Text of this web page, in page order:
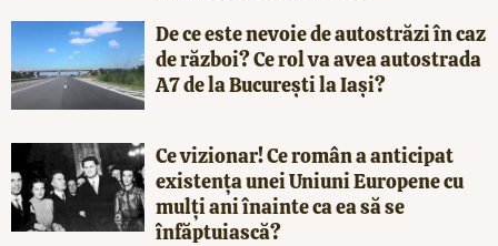
De ce este nevoie de autostrăzi în caz
de război? Ce rol va avea autostrada
A7 de la București la Iași?
Ce vizionar! Ce român a anticipat
existența unei Uniuni Europene cu
mulți ani înainte ca ea să se
înfăptuiască?